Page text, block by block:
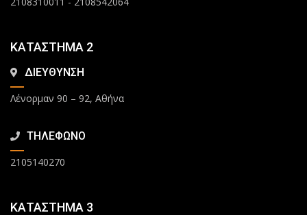
ΚΑΤΑΣΤΗΜΑ 2
ΔΙΕΥΘΥΝΣΗ
Λένορμαν 90 – 92, Αθήνα
ΤΗΛΕΦΩΝΟ
2105140270
ΚΑΤΑΣΤΗΜΑ 3